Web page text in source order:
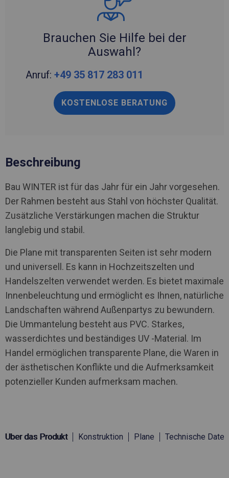
Brauchen Sie Hilfe bei der
Auswahl?
Anruf: +49 35 817 283 011
KOSTENLOSE BERATUNG
Beschreibung
Bau WINTER ist für das Jahr für ein Jahr vorgesehen.
Der Rahmen besteht aus Stahl von höchster Qualität.
Zusätzliche Verstärkungen machen die Struktur
langlebig und stabil.
Die Plane mit transparenten Seiten ist sehr modern
und universell. Es kann in Hochzeitszelten und
Handelszelten verwendet werden. Es bietet maximale
Innenbeleuchtung und ermöglicht es Ihnen, natürliche
Landschaften während Außenpartys zu bewundern.
Die Ummantelung besteht aus PVC. Starkes,
wasserdichtes und beständiges UV -Material. Im
Handel ermöglichen transparente Plane, die Waren in
der ästhetischen Konflikte und die Aufmerksamkeit
potenzieller Kunden aufmerksam machen.
Über das Produkt Konstruktion Plane Technische Daten